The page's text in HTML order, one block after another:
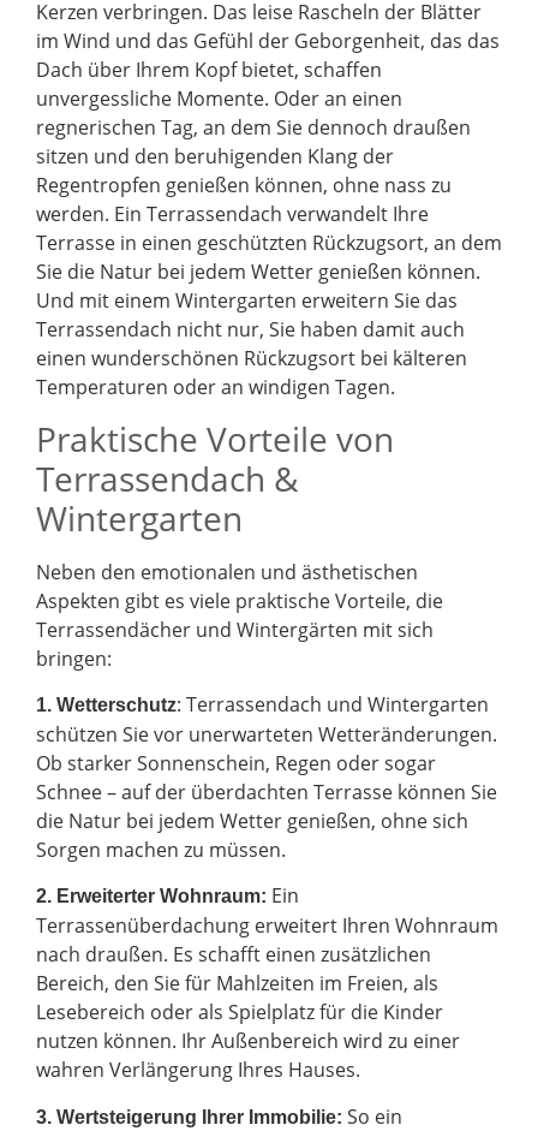
Kerzen verbringen. Das leise Rascheln der Blätter
im Wind und das Gefühl der Geborgenheit, das das
Dach über Ihrem Kopf bietet, schaffen
unvergessliche Momente. Oder an einen
regnerischen Tag, an dem Sie dennoch draußen
sitzen und den beruhigenden Klang der
Regentropfen genießen können, ohne nass zu
werden. Ein Terrassendach verwandelt Ihre
Terrasse in einen geschützten Rückzugsort, an dem
Sie die Natur bei jedem Wetter genießen können.
Und mit einem Wintergarten erweitern Sie das
Terrassendach nicht nur, Sie haben damit auch
einen wunderschönen Rückzugsort bei kälteren
Temperaturen oder an windigen Tagen.
Praktische Vorteile von
Terrassendach &
Wintergarten
Neben den emotionalen und ästhetischen
Aspekten gibt es viele praktische Vorteile, die
Terrassendächer und Wintergärten mit sich
bringen:
1. Wetterschutz: Terrassendach und Wintergarten
schützen Sie vor unerwarteten Wetteränderungen.
Ob starker Sonnenschein, Regen oder sogar
Schnee – auf der überdachten Terrasse können Sie
die Natur bei jedem Wetter genießen, ohne sich
Sorgen machen zu müssen.
2. Erweiterter Wohnraum: Ein
Terrassenüberdachung erweitert Ihren Wohnraum
nach draußen. Es schafft einen zusätzlichen
Bereich, den Sie für Mahlzeiten im Freien, als
Lesebereich oder als Spielplatz für die Kinder
nutzen können. Ihr Außenbereich wird zu einer
wahren Verlängerung Ihres Hauses.
3. Wertsteigerung Ihrer Immobilie: So ein